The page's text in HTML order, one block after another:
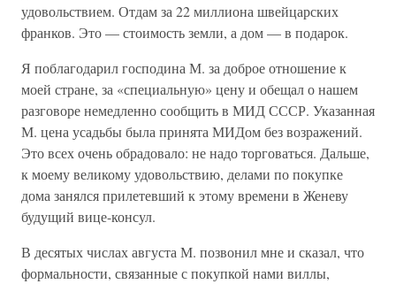
удовольствием. Отдам за 22 миллиона швейцарских
франков. Это — стоимость земли, а дом — в подарок.
Я поблагодарил господина М. за доброе отношение к
моей стране, за «специальную» цену и обещал о нашем
разговоре немедленно сообщить в МИД СССР. Указанная
М. цена усадьбы была принята МИДом без возражений.
Это всех очень обрадовало: не надо торговаться. Дальше,
к моему великому удовольствию, делами по покупке
дома занялся прилетевший к этому времени в Женеву
будущий вице-консул.
В десятых числах августа М. позвонил мне и сказал, что
формальности, связанные с покупкой нами виллы,